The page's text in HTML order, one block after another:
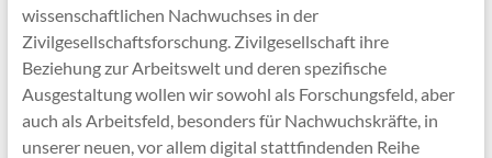
wissenschaftlichen Nachwuchses in der
Zivilgesellschaftsforschung. Zivilgesellschaft ihre
Beziehung zur Arbeitswelt und deren spezifische
Ausgestaltung wollen wir sowohl als Forschungsfeld, aber
auch als Arbeitsfeld, besonders für Nachwuchskräfte, in
unserer neuen, vor allem digital stattfindenden Reihe